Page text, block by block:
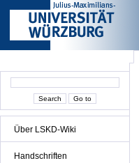
Über LSKD-Wiki
Handschriften